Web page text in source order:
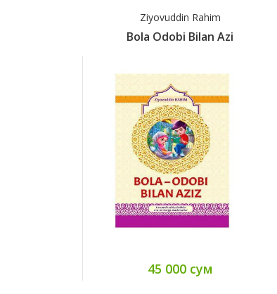
Ziyovuddin Rahim
Bola Odobi Bilan Azi
45 000 сум